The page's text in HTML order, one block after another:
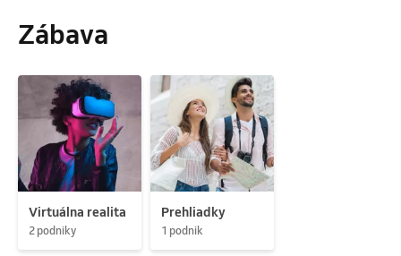
Zábava
Virtuálna realita
2 podniky
Prehliadky
1 podnik